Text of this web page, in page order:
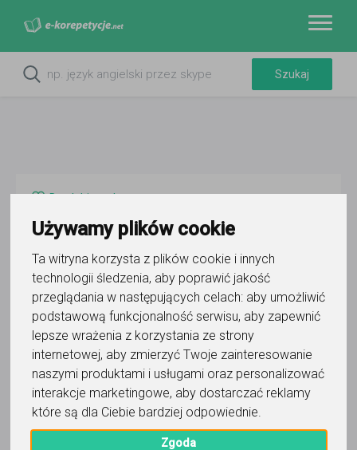
Używamy plików cookie
Ta witryna korzysta z plików cookie i innych
technologii śledzenia, aby poprawić jakość
przeglądania w następujących celach: aby umożliwić
podstawową funkcjonalność serwisu, aby zapewnić
lepsze wrażenia z korzystania ze strony
internetowej, aby zmierzyć Twoje zainteresowanie
naszymi produktami i usługami oraz personalizować
interakcje marketingowe, aby dostarczać reklamy
które są dla Ciebie bardziej odpowiednie.
Zgoda
Do ulubionych
Adam Zadęcki
Wyślij wiadomość
Ostatnia aktywność:
4 dni temu